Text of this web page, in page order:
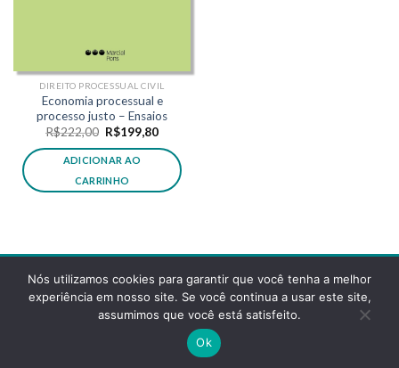
DIREITO PROCESSUAL CIVIL
Economia processual e
processo justo – Ensaios
R$222,00 O
original
era:
R$222,00.
R$199,80O
atual
R$199,80.
ADICIONAR AO
CARRINHO
POLÍTICA DE PRIVACIDADE FAQS
Desenvolvido pela reticências
Nós utilizamos cookies para garantir que você tenha a melhor
experiência em nosso site. Se você continua a usar este site,
assumimos que você está satisfeito.
Ok